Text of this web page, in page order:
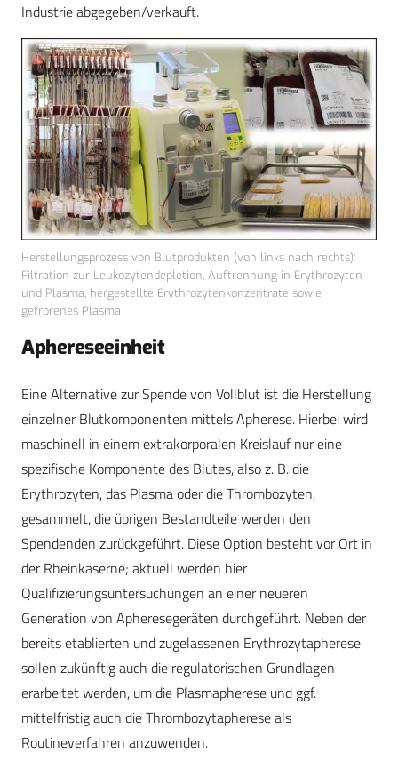
Industrie abgegeben/verkauft.
Herstellungsprozess von Blutprodukten (von links nach rechts):
Filtration zur Leukozytendepletion, Auftrennung in Erythrozyten
und Plasma, hergestellte Erythrozytenkonzentrate sowie
gefrorenes Plasma
Aphereseeinheit
Eine Alternative zur Spende von Vollblut ist die Herstellung
einzelner Blutkomponenten mittels Apherese. Hierbei wird
maschinell in einem extrakorporalen Kreislauf nur eine
spezifische Komponente des Blutes, also z. B. die
Erythrozyten, das Plasma oder die Thrombozyten,
gesammelt, die übrigen Bestandteile werden den
Spendenden zurückgeführt. Diese Option besteht vor Ort in
der Rheinkaserne; aktuell werden hier
Qualifizierungsuntersuchungen an einer neueren
Generation von Apheresegeräten durchgeführt. Neben der
bereits etablierten und zugelassenen Erythrozytapherese
sollen zukünftig auch die regulatorischen Grundlagen
erarbeitet werden, um die Plasmapherese und ggf.
mittelfristig auch die Thrombozytapherese als
Routineverfahren anzuwenden.